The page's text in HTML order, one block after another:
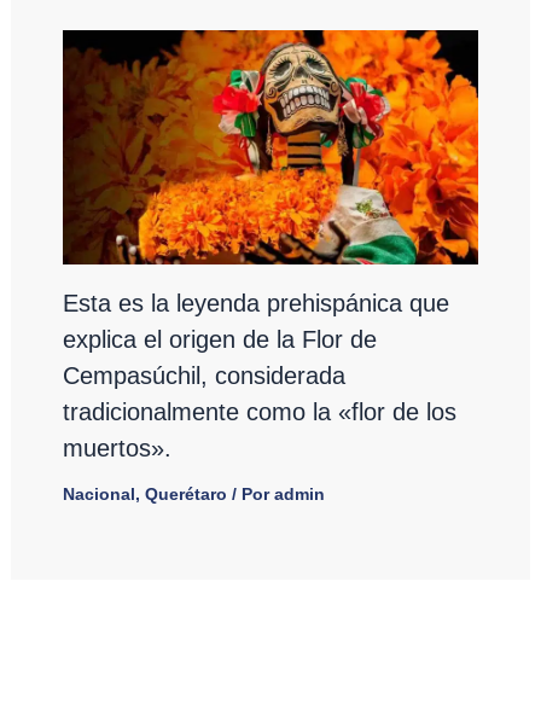
Esta es la leyenda prehispánica que
explica el origen de la Flor de
Cempasúchil, considerada
tradicionalmente como la «flor de los
muertos».
Nacional, Querétaro / Poradmin